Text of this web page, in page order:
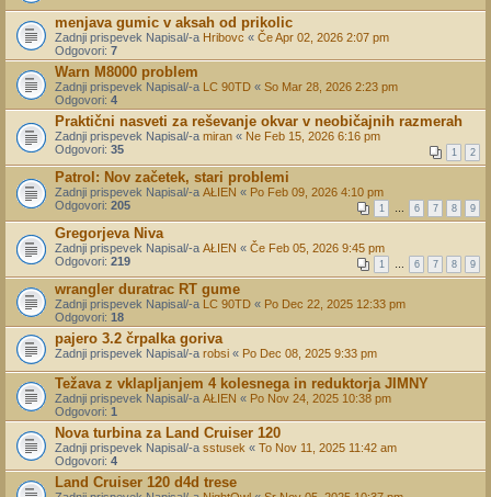
menjava gumic v aksah od prikolic
Zadnji prispevek Napisal/-a Hribovc « Če Apr 02, 2026 2:07 pm
Odgovori: 7
Warn M8000 problem
Zadnji prispevek Napisal/-a LC 90TD « So Mar 28, 2026 2:23 pm
Odgovori: 4
Praktični nasveti za reševanje okvar v neobičajnih razmerah
Zadnji prispevek Napisal/-a miran « Ne Feb 15, 2026 6:16 pm
Odgovori: 35 1 2
Patrol: Nov začetek, stari problemi
Zadnji prispevek Napisal/-a AŁIEN « Po Feb 09, 2026 4:10 pm
Odgovori: 205 1 … 6 7 8 9
Gregorjeva Niva
Zadnji prispevek Napisal/-a AŁIEN « Če Feb 05, 2026 9:45 pm
Odgovori: 219 1 … 6 7 8 9
wrangler duratrac RT gume
Zadnji prispevek Napisal/-a LC 90TD « Po Dec 22, 2025 12:33 pm
Odgovori: 18
pajero 3.2 črpalka goriva
Zadnji prispevek Napisal/-a robsi « Po Dec 08, 2025 9:33 pm
Težava z vklapljanjem 4 kolesnega in reduktorja JIMNY
Zadnji prispevek Napisal/-a AŁIEN « Po Nov 24, 2025 10:38 pm
Odgovori: 1
Nova turbina za Land Cruiser 120
Zadnji prispevek Napisal/-a sstusek « To Nov 11, 2025 11:42 am
Odgovori: 4
Land Cruiser 120 d4d trese